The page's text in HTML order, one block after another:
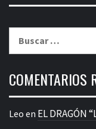
COMENTARIOS
Leo en EL DRAGÓN